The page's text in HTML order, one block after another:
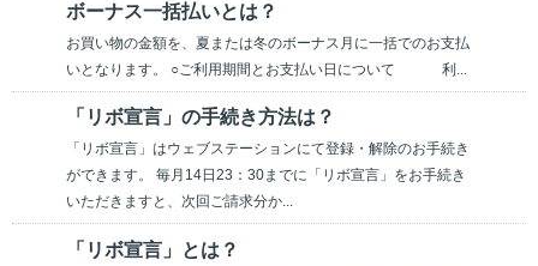
ボーナス一括払いとは？
お買い物の金額を、夏または冬のボーナス月に一括でのお支払
いとなります。 ○ご利用期間とお支払い日について 利...
「リボ宣言」の手続き方法は？
「リボ宣言」はウェブステーションにて登録・解除のお手続き
ができます。 毎月14日23：30までに「リボ宣言」をお手続き
いただきますと、次回ご請求分か...
「リボ宣言」とは？